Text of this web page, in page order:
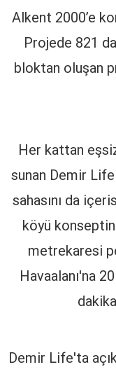
Alkent 2000’e
Projede 821
bloktan oluşan
Her kattan
sunan Demir
sahasını da
köyü
metrekaresi
Havaalanı'na
Demir Life'ta